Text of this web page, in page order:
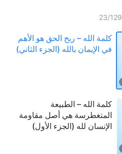
23/129
كلمة الله – ربح الحق هو الأهم
في الإيمان بالله (الجزء الثاني)
كلمة الله – الطبيعة
المتغطرسة هي أصل مقاومة
الإنسان لله (الجزء الأول)